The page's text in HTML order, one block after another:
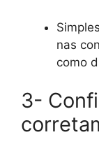
nas
como
3-